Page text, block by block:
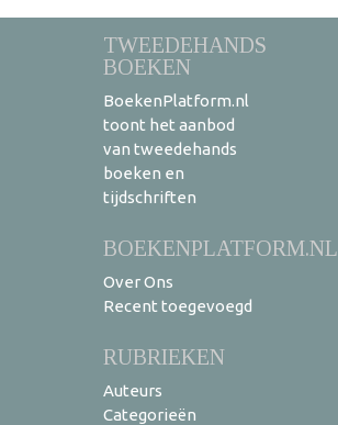
TWEEDEHANDS
BOEKEN
BoekenPlatform.nl
toont het aanbod
van tweedehands
boeken en
tijdschriften
BOEKENPLATFORM.NL
Over Ons
Recent toegevoegd
RUBRIEKEN
Auteurs
Categorieën